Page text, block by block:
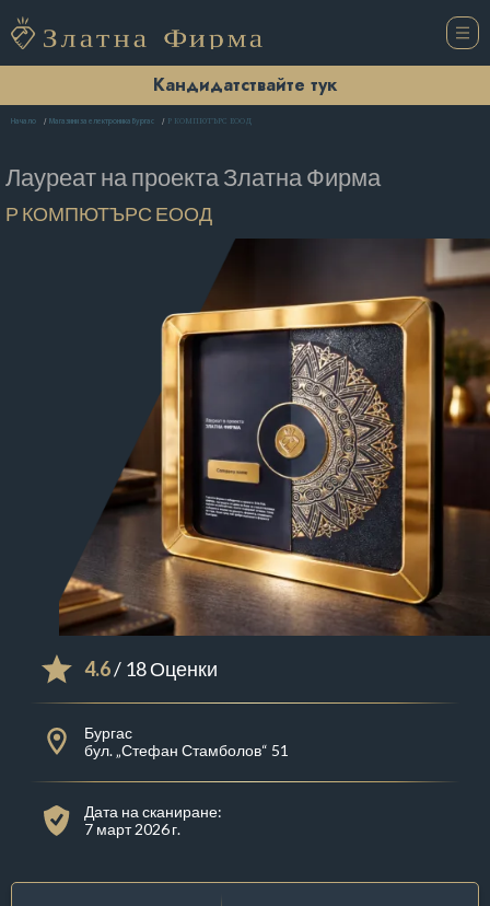
Кандидатствайте тук
Начало Магазини за електроника Бургас Р КОМПЮТЪРС ЕООД
Лауреат на проектаЗлатна Фирма
Р КОМПЮТЪРС ЕООД
4.6/ 18 Оценки
Бургас
бул. „Стефан Стамболов“ 51
Дата на сканиране:
7 март 2026 г.